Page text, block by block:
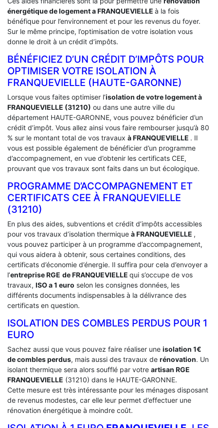
énergétique de logement aFRANQUEVIELLE à la fois
bénéfique pour l’environnement et pour les revenus du foyer.
Sur le même principe, l’optimisation de votre isolation vous
donne le droit à un crédit d’impôts.
BÉNÉFICIEZ D’UN CRÉDIT D’IMPÔTS POUR
OPTIMISER VOTRE ISOLATION À
‎FRANQUEVIELLE (HAUTE-GARONNE)
Lorsque vous faites optimiser l’isolation de votre logement à
FRANQUEVIELLE (31210) ou dans une autre ville du
département HAUTE-GARONNE, vous pouvez bénéficier d’un
crédit d’impôt. Vous allez ainsi vous faire rembourser jusqu’à 80
% sur le montant total de vos travaux à FRANQUEVIELLE . Il
vous est possible également de bénéficier d’un programme
d’accompagnement, en vue d’obtenir les certificats CEE,
prouvant que vos travaux sont faits dans un but écologique.
PROGRAMME D’ACCOMPAGNEMENT ET
CERTIFICATS CEE À ‎FRANQUEVIELLE
(31210)
En plus des aides, subventions et crédit d’impôts accessibles
pour vos travaux d’isolation thermique à FRANQUEVIELLE ,
vous pouvez participer à un programme d’accompagnement,
qui vous aidera à obtenir, sous certaines conditions, des
certificats d’économie d’énergie. Il suffira pour cela d’envoyer a
l’entreprise RGE de FRANQUEVIELLE qui s’occupe de vos
travaux, ISO a 1 euro selon les consignes données, les
différents documents indispensables à la délivrance des
certificats en question.
ISOLATION DES COMBLES PERDUS POUR 1
EURO
Sachez aussi que vous pouvez faire réaliser une isolation 1€
de combles perdus, mais aussi des travaux de rénovation. Un
isolant thermique sera alors soufflé par votre artisan RGE
FRANQUEVIELLE (31210) dans le HAUTE-GARONNE.
Cette mesure est très intéressante pour les ménages disposant
de revenus modestes, car elle leur permet d’effectuer une
rénovation énergétique à moindre coût.